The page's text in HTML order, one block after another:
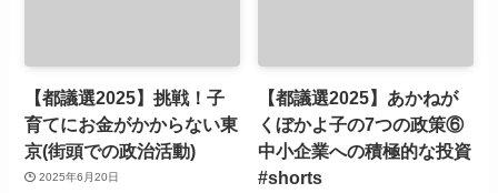
【都議選2025】挑戦！子
育てにお金がかからない東
京(街頭での政治活動)
2025年6月20日
【都議選2025】あかねが
くぼかよ子の7つの政策⑥
中小企業への積極的な投資
#shorts